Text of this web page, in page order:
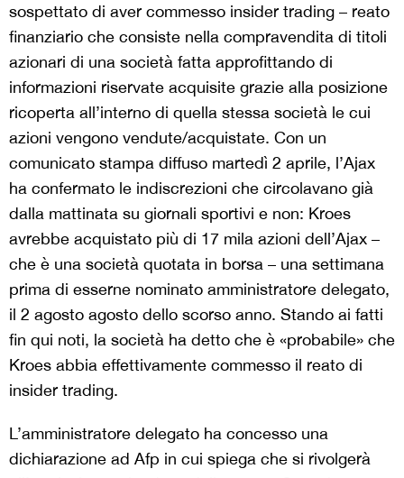
sospettato di aver commesso insider trading – reato
finanziario che consiste nella compravendita di titoli
azionari di una società fatta approfittando di
informazioni riservate acquisite grazie alla posizione
ricoperta all’interno di quella stessa società le cui
azioni vengono vendute/acquistate. Con un
comunicato stampa diffuso martedì 2 aprile, l’Ajax
ha confermato le indiscrezioni che circolavano già
dalla mattinata su giornali sportivi e non: Kroes
avrebbe acquistato più di 17 mila azioni dell’Ajax –
che è una società quotata in borsa – una settimana
prima di esserne nominato amministratore delegato,
il 2 agosto agosto dello scorso anno. Stando ai fatti
fin qui noti, la società ha detto che è «probabile» che
Kroes abbia effettivamente commesso il reato di
insider trading.
L’amministratore delegato ha concesso una
dichiarazione ad Afp in cui spiega che si rivolgerà